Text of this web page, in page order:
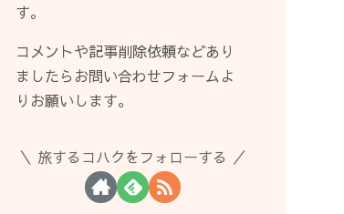
す。
コメントや記事削除依頼などあり
ましたらお問い合わせフォームよ
りお願いします。
旅するコハクをフォローする